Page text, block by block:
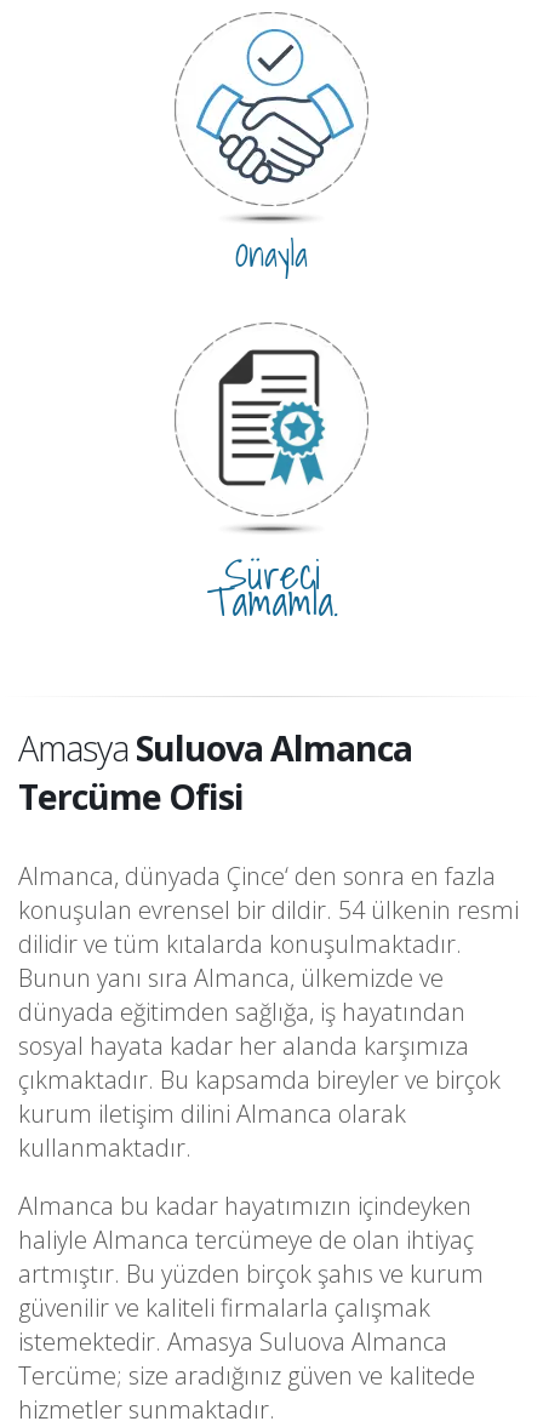
Onayla
Süreci
Tamamla.
AmasyaSuluova Almanca
Tercüme Ofisi
Almanca, dünyada Çince‘ den sonra en fazla
konuşulan evrensel bir dildir. 54 ülkenin resmi
dilidir ve tüm kıtalarda konuşulmaktadır.
Bunun yanı sıra Almanca, ülkemizde ve
dünyada eğitimden sağlığa, iş hayatından
sosyal hayata kadar her alanda karşımıza
çıkmaktadır. Bu kapsamda bireyler ve birçok
kurum iletişim dilini Almanca olarak
kullanmaktadır.
Almanca bu kadar hayatımızın içindeyken
haliyle Almanca tercümeye de olan ihtiyaç
artmıştır. Bu yüzden birçok şahıs ve kurum
güvenilir ve kaliteli firmalarla çalışmak
istemektedir. Amasya Suluova Almanca
Tercüme; size aradığınız güven ve kalitede
hizmetler sunmaktadır.